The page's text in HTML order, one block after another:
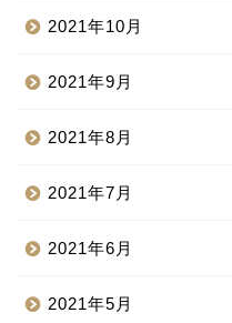
2021年10月
2021年9月
2021年8月
2021年7月
2021年6月
2021年5月